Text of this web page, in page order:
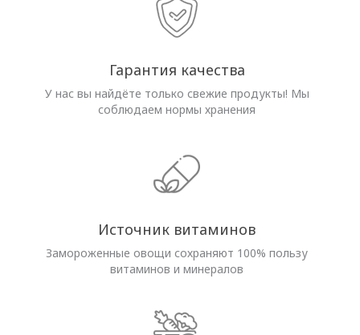
Гарантия качества
У нас вы найдёте только свежие продукты! Мы
соблюдаем нормы хранения
Источник витаминов
Замороженные овощи сохраняют 100% пользу
витаминов и минералов